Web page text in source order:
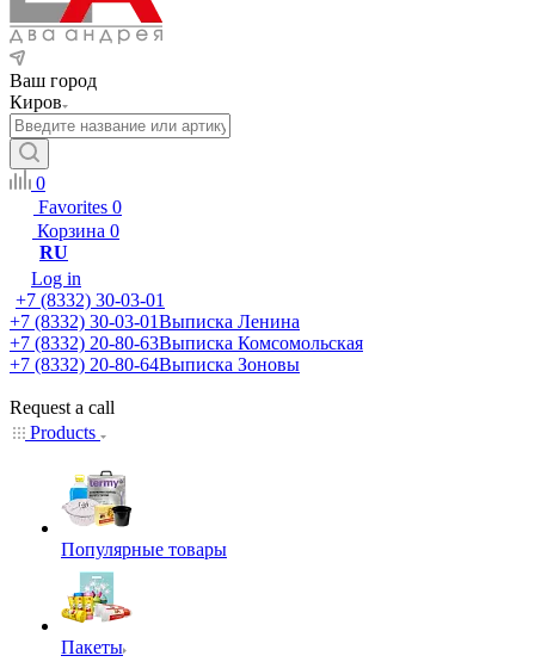
Ваш город
Киров
0
Favorites 0
Корзина 0
RU
Log in
+7 (8332) 30-03-01
+7 (8332) 30-03-01Выписка Ленина
+7 (8332) 20-80-63Выписка Комсомольская
+7 (8332) 20-80-64Выписка Зоновы
Request a call
Products
Популярные товары
Пакеты